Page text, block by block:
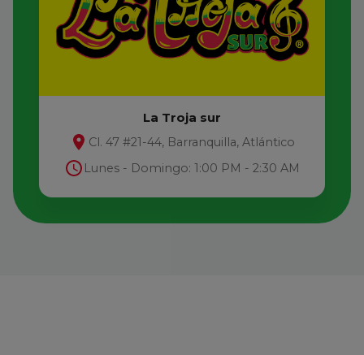
La Troja sur
Cl. 47 #21-44, Barranquilla, Atlántico
Lunes - Domingo: 1:00 PM - 2:30 AM